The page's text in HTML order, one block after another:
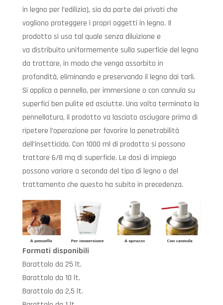
in legno per l’edilizia), sia da parte dei privati che
vogliono proteggere i propri oggetti in legno. Il
prodotto si usa tal quale senza diluizione e
va distribuito uniformemente sulla superficie del legno
da trattare, in modo che venga assorbito in
profondità, eliminando e preservando il legno dai tarli.
Si applica a pennello, per immersione o con cannula su
superfici ben pulite ed asciutte. Una volta terminata la
pennellatura, il prodotto va lasciato asciugare prima di
ripetere l’operazione per favorire la penetrabilità
dell’insetticida. Con 1000 ml di prodotto si possono
trattare 6/8 mq di superficie. Le dosi di impiego
possono variare a seconda del tipo di legno o del
trattamento che questo ha subito in precedenza.
Formati disponibili
Barattolo da 25 lt.
Barattolo da 10 lt.
Barattolo da 2,5 lt.